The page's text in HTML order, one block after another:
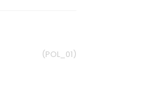
(POL_01)